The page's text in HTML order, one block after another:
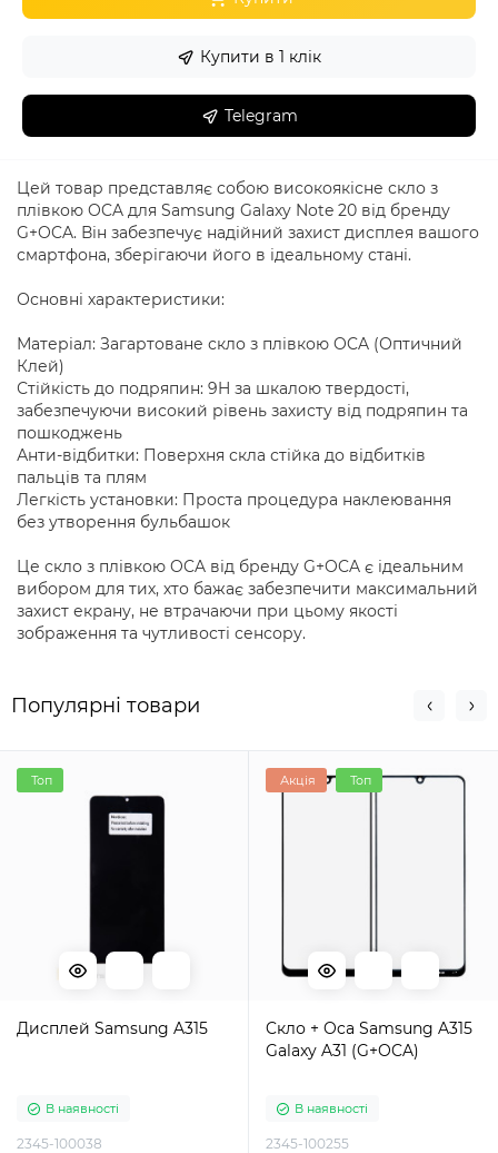
Купити в 1 клік
Telegram
Цей товар представляє собою високоякісне скло з
плівкою OCA для Samsung Galaxy Note 20 від бренду
G+OCA. Він забезпечує надійний захист дисплея вашого
смартфона, зберігаючи його в ідеальному стані.
Основні характеристики:
Матеріал: Загартоване скло з плівкою OCA (Оптичний
Клей)
Стійкість до подряпин: 9H за шкалою твердості,
забезпечуючи високий рівень захисту від подряпин та
пошкоджень
Анти-відбитки: Поверхня скла стійка до відбитків
пальців та плям
Легкість установки: Проста процедура наклеювання
без утворення бульбашок
Це скло з плівкою OCA від бренду G+OCA є ідеальним
вибором для тих, хто бажає забезпечити максимальний
захист екрану, не втрачаючи при цьому якості
зображення та чутливості сенсору.
Популярні товари
Топ
Дисплей Samsung A315
В наявності
2345-100038
Акція Топ
Cкло + Oca Samsung A315
Galaxy A31 (G+OCA)
В наявності
2345-100255